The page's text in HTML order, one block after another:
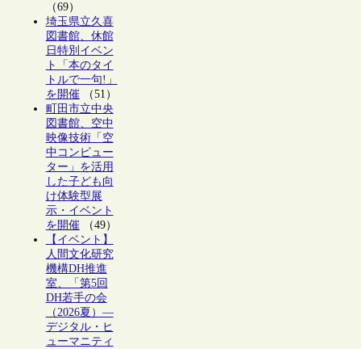
（69）
埼玉県立久喜
図書館、休館
日特別イベン
ト「本のタイ
トルで一句!」
を開催（51）
町田市立中央
図書館、空中
映像技術「空
中コンピュー
ター」を活用
した子ども向
け体験型展
示・イベント
を開催（49）
【イベント】
人間文化研究
機構DH推進
室、「第5回
DH若手の会
（2026夏）―
デジタル・ヒ
ューマニティ